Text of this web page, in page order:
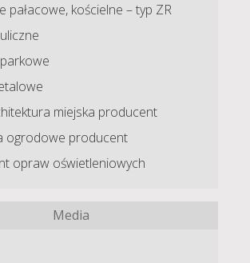
pałacowe, kościelne – typ ZR
miejska producent
ogrodowe producent
opraw oświetleniowych
Media